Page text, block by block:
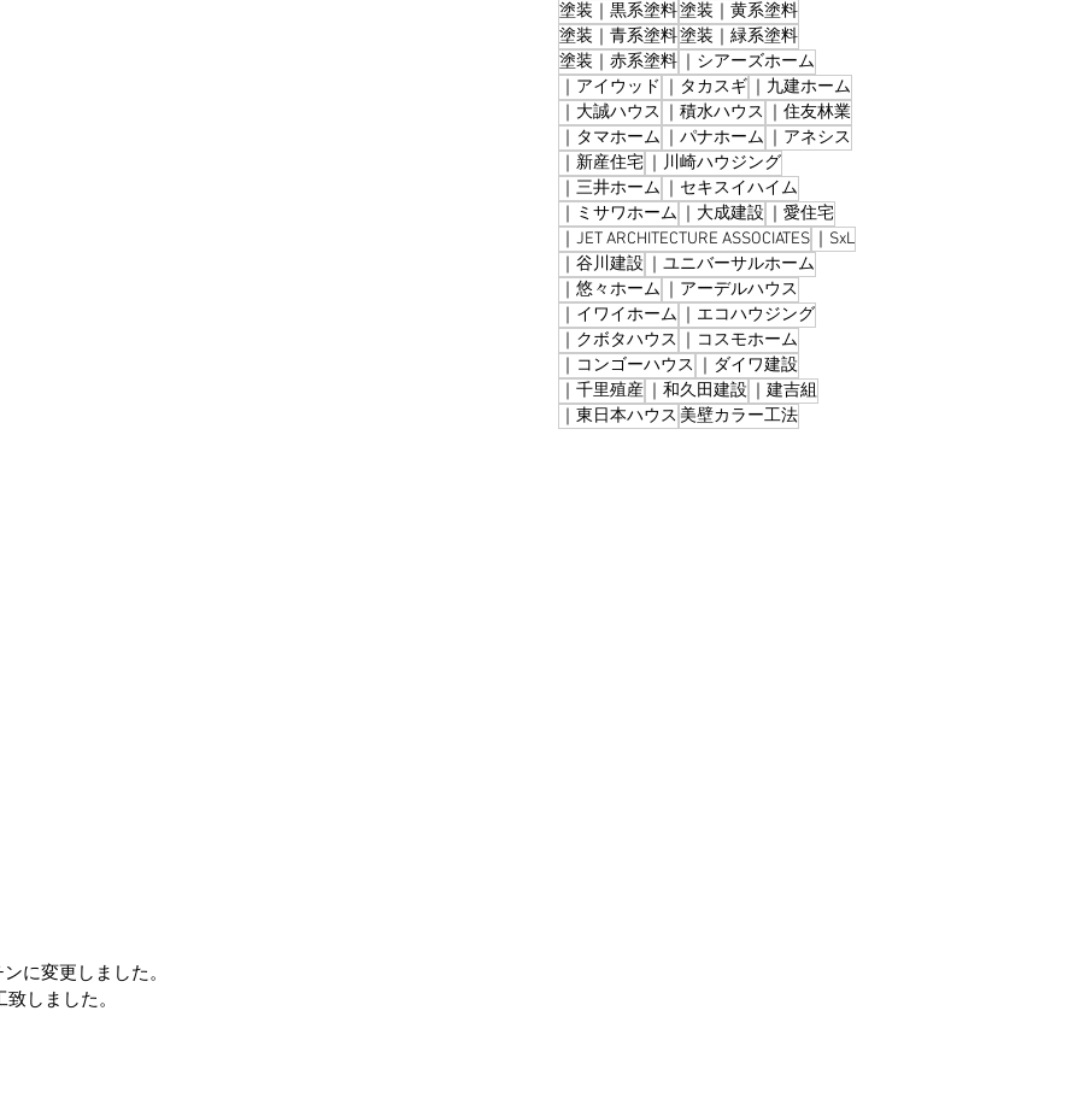
に変更しました。
しました。
塗装｜黒系塗料塗装｜黄系塗料
塗装｜青系塗料塗装｜緑系塗料
塗装｜赤系塗料
｜シアーズホーム
｜アイウッド
｜タカスギ
｜九建ホーム
｜大誠ハウス
｜積水ハウス
｜住友林業
｜タマホーム
｜パナホーム
｜アネシス
｜新産住宅
｜川崎ハウジング
｜三井ホーム
｜セキスイハイム
｜ミサワホーム
｜大成建設
｜愛住宅
｜JET ARCHITECTURE ASSOCIATES
｜SxL
｜谷川建設
｜ユニバーサルホーム
｜悠々ホーム
｜アーデルハウス
｜イワイホーム
｜エコハウジング
｜クボタハウス
｜コスモホーム
｜コンゴーハウス
｜ダイワ建設
｜千里殖産
｜和久田建設
｜建吉組
｜東日本ハウス 美壁カラー工法